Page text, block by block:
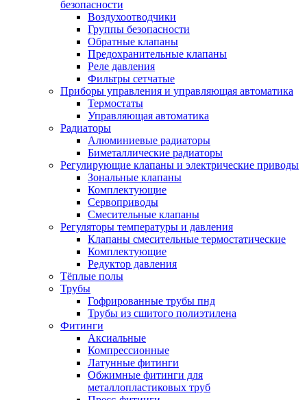
безопасности
Воздухоотводчики
Группы безопасности
Обратные клапаны
Предохранительные клапаны
Реле давления
Фильтры сетчатые
Приборы управления и управляющая автоматика
Термостаты
Управляющая автоматика
Радиаторы
Алюминиевые радиаторы
Биметаллические радиаторы
Регулирующие клапаны и электрические приводы
Зональные клапаны
Комплектующие
Сервоприводы
Смесительные клапаны
Регуляторы температуры и давления
Клапаны смесительные термостатические
Комплектующие
Редуктор давления
Тёплые полы
Трубы
Гофрированные трубы пнд
Трубы из сшитого полиэтилена
Фитинги
Аксиальные
Компрессионные
Латунные фитинги
Обжимные фитинги для
металлопластиковых труб